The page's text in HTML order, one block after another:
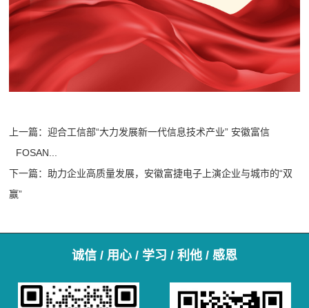
上一篇：迎合工信部“大力发展新一代信息技术产业” 安徽富信
FOSAN...
下一篇： 助力企业高质量发展，安徽富捷电子上演企业与城市的“双
赢”
诚信 / 用心 / 学习 / 利他 / 感恩